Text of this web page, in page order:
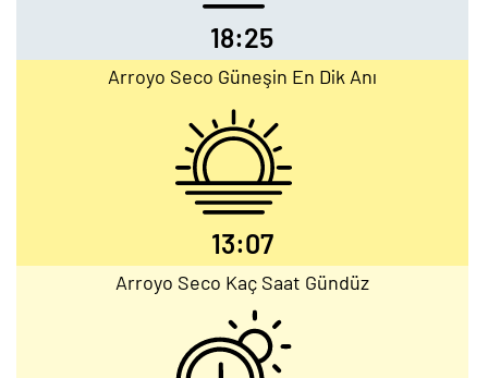
18:25
Arroyo Seco Güneşin En Dik Anı
13:07
Arroyo Seco Kaç Saat Gündüz